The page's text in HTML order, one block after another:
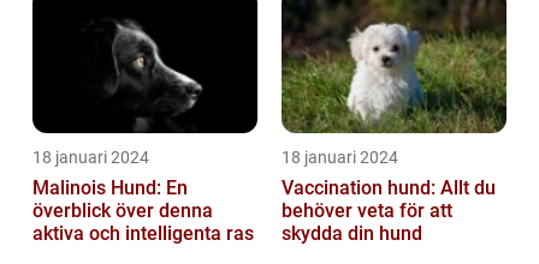
18 januari 2024
Malinois Hund: En
överblick över denna
aktiva och intelligenta ras
18 januari 2024
Vaccination hund: Allt du
behöver veta för att
skydda din hund